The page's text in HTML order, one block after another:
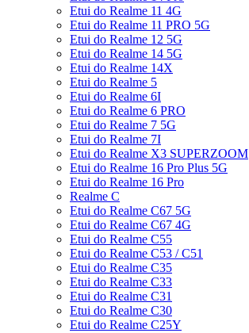
Etui do Realme 11 4G
Etui do Realme 11 PRO 5G
Etui do Realme 12 5G
Etui do Realme 14 5G
Etui do Realme 14X
Etui do Realme 5
Etui do Realme 6I
Etui do Realme 6 PRO
Etui do Realme 7 5G
Etui do Realme 7I
Etui do Realme X3 SUPERZOOM
Etui do Realme 16 Pro Plus 5G
Etui do Realme 16 Pro
Realme C
Etui do Realme C67 5G
Etui do Realme C67 4G
Etui do Realme C55
Etui do Realme C53 / C51
Etui do Realme C35
Etui do Realme C33
Etui do Realme C31
Etui do Realme C30
Etui do Realme C25Y